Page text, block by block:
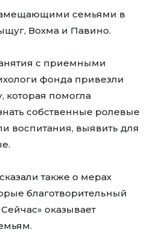
семьями в
Вохма и Павино.
с приемными
фонда привезли
которая помогла
собственные ролевые
воспитания, выявить для
также о мерах
благотворительный
оказывает